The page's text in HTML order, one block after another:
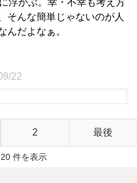
浮かぶ。幸・不幸も考え方
そんな簡単じゃないのが人
んだよなぁ。
22
2 最後
件を表示